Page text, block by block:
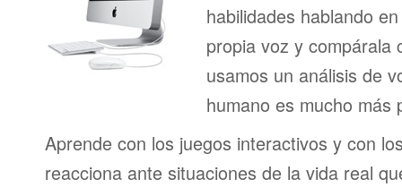
habilidades hablando
propia voz y compárala
usamos un análisis de
humano es mucho más
Aprende con los juegos interactivos y con
reacciona ante situaciones de la vida real